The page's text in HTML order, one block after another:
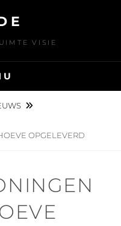
VISIE
OPGELEVERD